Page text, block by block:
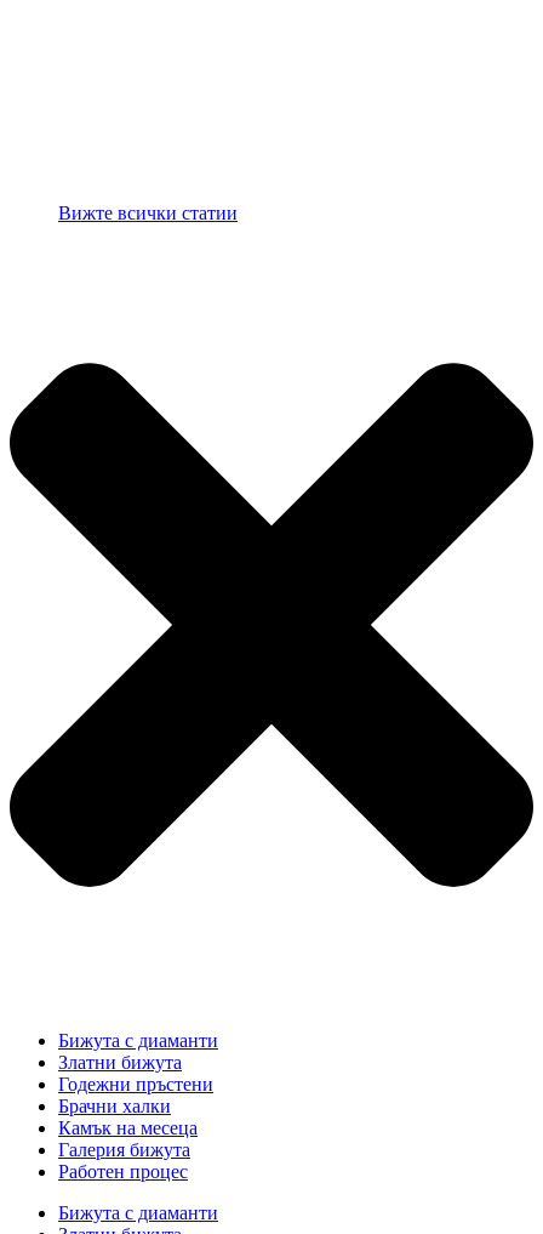
Вижте всички статии
Бижута с диаманти
Златни бижута
Годежни пръстени
Брачни халки
Камък на месеца
Галерия бижута
Работен процес
Бижута с диаманти